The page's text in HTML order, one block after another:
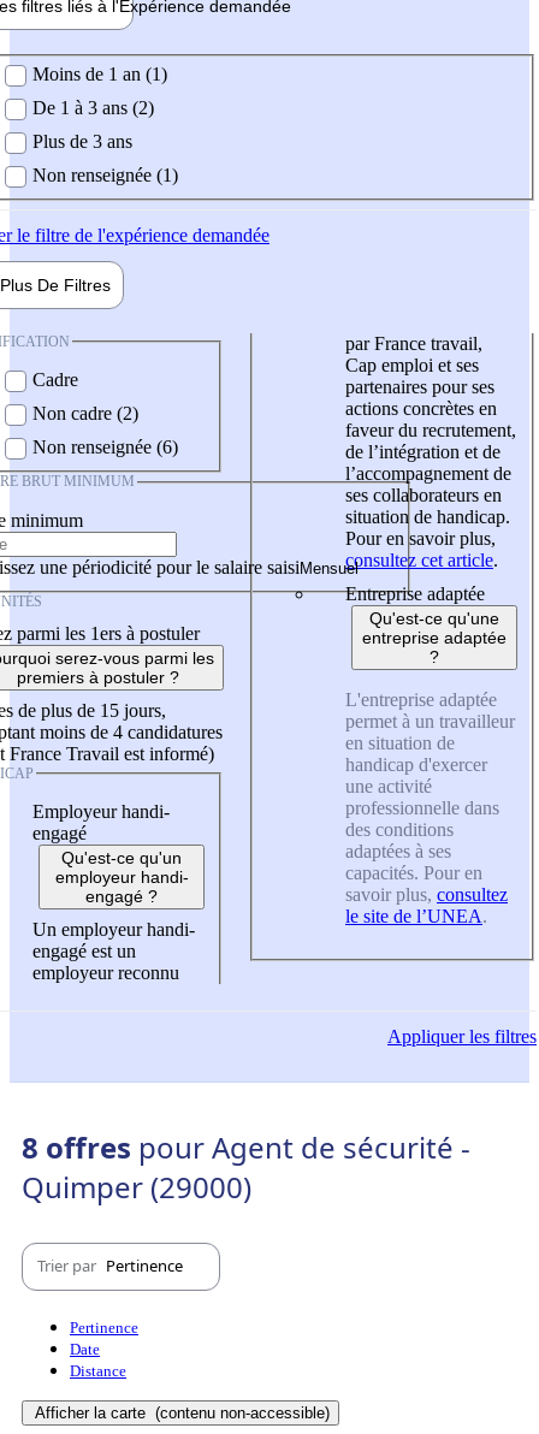
filtres liés à l'Expérience demandée
demandée
Moins de 1 an (1)
De 1 à 3 ans (2)
Plus de 3 ans
Non renseignée (1)
le filtre de l'expérience demandée
Plus De Filtres
Cadre
Non cadre (2)
Non renseignée (6)
BRUT MINIMUM
minimum
une périodicité pour le salaire saisi
parmi les 1ers à postuler
serez-vous parmi les
premiers à postuler ?
de plus de 15 jours,
moins de 4 candidatures
France Travail est informé)
Employeur handi-
engagé
Qu'est-ce qu'un
employeur handi-
engagé ?
Un employeur handi-
engagé est un
employeur reconnu
par France travail,
Cap emploi et ses
partenaires pour ses
actions concrètes en
faveur du recrutement,
de l’intégration et de
l’accompagnement de
ses collaborateurs en
situation de handicap.
Pour en savoir plus,
consultez cet article.
Entreprise adaptée
Qu'est-ce qu'une
entreprise adaptée
?
L'entreprise adaptée
permet à un travailleur
en situation de
handicap d'exercer
une activité
professionnelle dans
des conditions
adaptées à ses
capacités. Pour en
savoir plus, consultez
le site de l’UNEA.
Appliquerles filtres
8 offres pour Agent de sécurité -
Quimper (29000)
Trier par Pertinence
Pertinence
Date
Distance
Afficher la carte (contenu non-accessible)